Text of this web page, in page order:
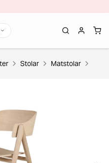
Stolar Matstolar